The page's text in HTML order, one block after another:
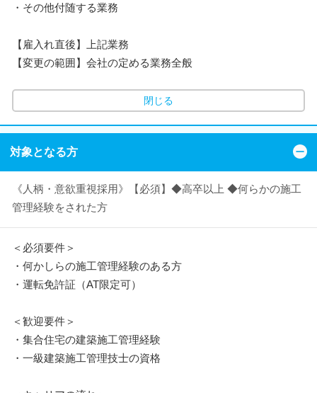
・その他付随する業務
【雇入れ直後】上記業務
【変更の範囲】会社の定める業務全般
閉じる
対象となる方
《人柄・意欲重視採用》【必須】◆高卒以上 ◆何らかの施工
管理経験をされた方
＜必須要件＞
・何かしらの施工管理経験のある方
・運転免許証（AT限定可）
＜歓迎要件＞
・集合住宅の建築施工管理経験
・一級建築施工管理技士の資格